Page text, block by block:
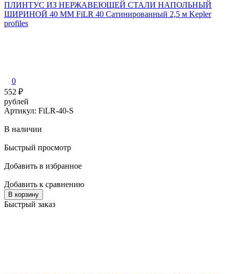
ПЛИНТУС ИЗ НЕРЖАВЕЮЩЕЙ СТАЛИ НАПОЛЬНЫЙ
ШИРИНОЙ 40 ММ FiLR 40 Сатинированный 2,5 м Kepler
profiles
0
552 ₽
рублей
Артикул: FiLR-40-S
В наличии
Быстрый просмотр
Добавить в избранное
Добавить к сравнению
В корзину
Быстрый заказ